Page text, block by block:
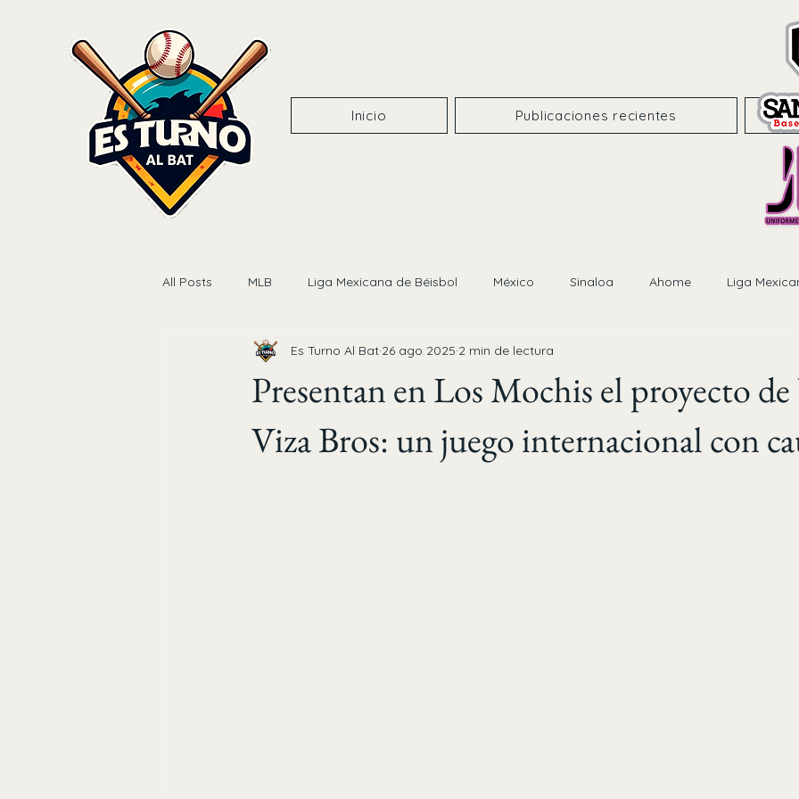
Inicio Publicaciones recientes
All Posts MLB Liga Mexicana de Béisbol México Sinaloa Ahome Liga
Presentan en Los Mochis el proyecto
Viza Bros: un juego internacional con
Es Turno Al Bat 26 ago 2025 2 min de lectura